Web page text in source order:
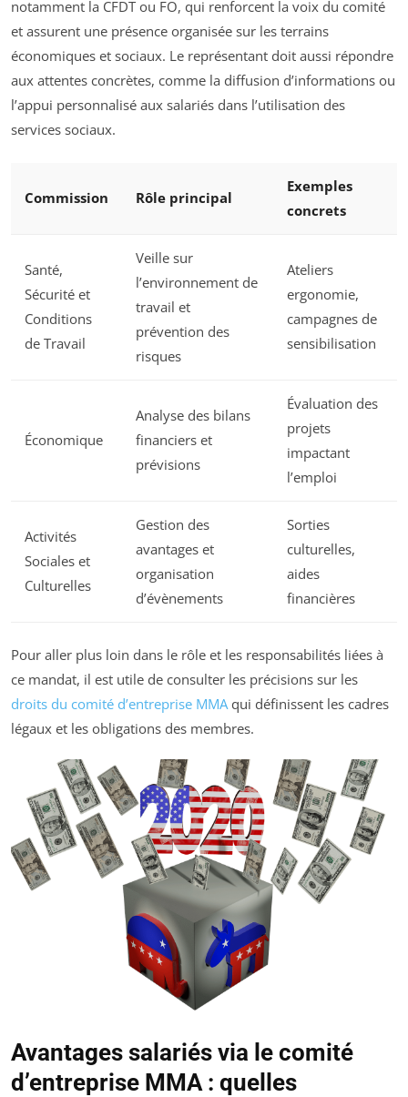
notamment la CFDT ou FO, qui renforcent la voix du comité
et assurent une présence organisée sur les terrains
économiques et sociaux. Le représentant doit aussi répondre
aux attentes concrètes, comme la diffusion d’informations ou
l’appui personnalisé aux salariés dans l’utilisation des
services sociaux.
Commission Rôle principal
Exemples
concrets
Santé,
Sécurité et
Conditions
de Travail
Veille sur
l’environnement de
travail et
prévention des
risques
Ateliers
ergonomie,
campagnes de
sensibilisation
Économique
Analyse des bilans
financiers et
prévisions
Évaluation des
projets
impactant
l’emploi
Activités
Sociales et
Culturelles
Gestion des
avantages et
organisation
d’évènements
Sorties
culturelles,
aides
financières
Pour aller plus loin dans le rôle et les responsabilités liées à
ce mandat, il est utile de consulter les précisions sur les
droits du comité d’entreprise MMAqui définissent les cadres
légaux et les obligations des membres.
Avantages salariés via le comité
d’entreprise MMA : quelles